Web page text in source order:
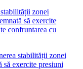
stabilității zonei
exercite presiuni